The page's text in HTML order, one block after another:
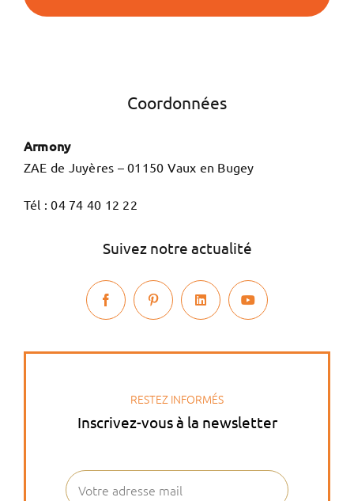
Coordonnées
Armony
ZAE de Juyères – 01150 Vaux en Bugey
Tél :04 74 40 12 22
Suivez notre actualité
RESTEZ INFORMÉS
Inscrivez-vous à la newsletter